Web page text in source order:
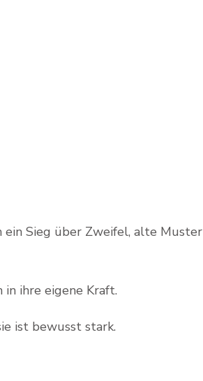
ein Sieg über Zweifel, alte Muster
ihre eigene Kraft.
ist bewusst stark.